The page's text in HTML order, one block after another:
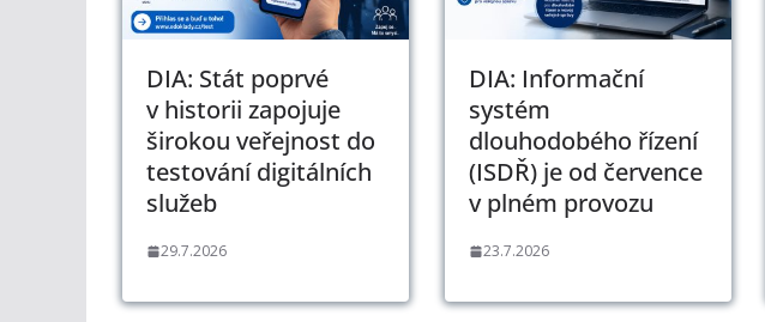
DIA: Stát poprvé
v historii zapojuje
širokou veřejnost do
testování digitálních
služeb
29.7.2026
DIA: Informační
systém
dlouhodobého řízení
(ISDŘ) je od července
v plném provozu
23.7.2026